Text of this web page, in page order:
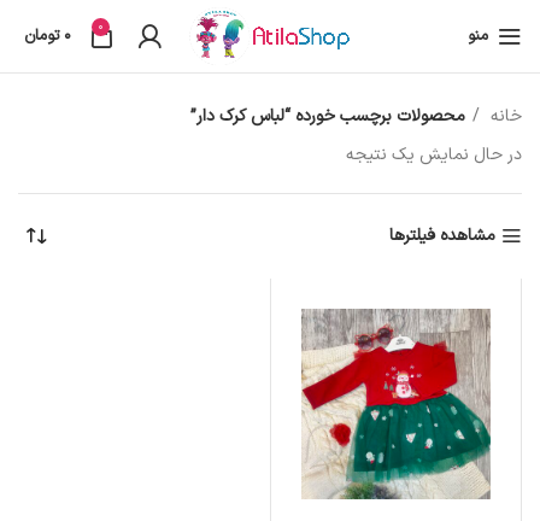
منو 0
0 تومان
خانه
محصولات برچسب خورده “لباس کرک دار”
در حال نمایش یک نتیجه
مشاهده فیلترها